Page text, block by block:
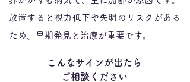
放置すると視力低下や失明のリスクがある
ため、早期発見と治療が重要です。
こんなサインが出たら
ご相談ください